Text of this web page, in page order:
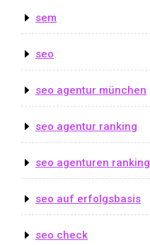
sem
seo
seo agentur münchen
seo agentur ranking
seo agenturen ranking
seo auf erfolgsbasis
seo check